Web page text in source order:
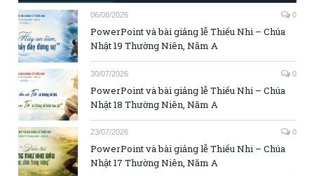
06/08/2026 0
PowerPoint và bài giảng lễ Thiếu Nhi – Chúa
Nhật 19 Thường Niên, Năm A
30/07/2026 0
PowerPoint và bài giảng lễ Thiếu Nhi – Chúa
Nhật 18 Thường Niên, Năm A
23/07/2026 0
PowerPoint và bài giảng lễ Thiếu Nhi – Chúa
Nhật 17 Thường Niên, Năm A